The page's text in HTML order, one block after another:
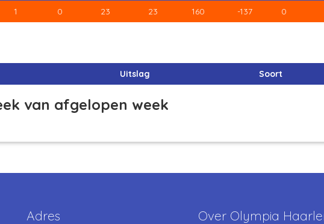
1 0 23 23 160 -137 0
Uitslag Soort
van afgelopen week
Adres Over Olympia